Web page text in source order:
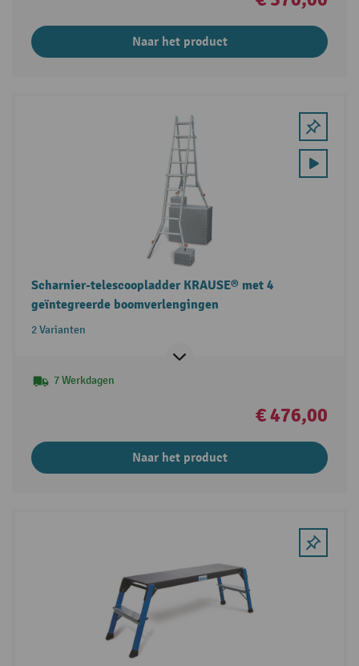
Naar het product
Scharnier-telescoopladder KRAUSE® met 4
geïntegreerde boomverlengingen
2 Varianten
7 Werkdagen
€ 476,00
Naar het product